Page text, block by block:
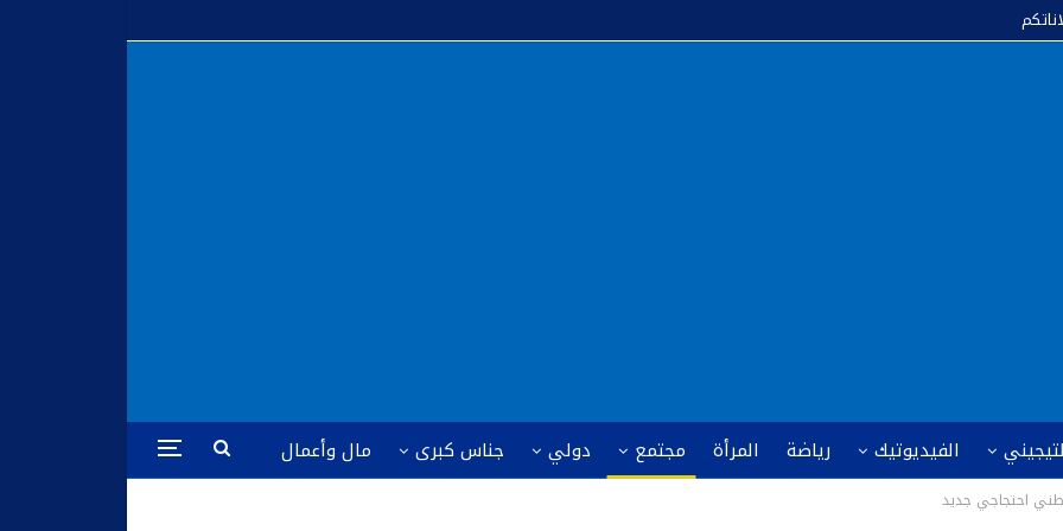
الفيديوتيك رياضة المرأة مجتمع دولي جناس كبرى
مال وأعمال
احتجاجي جديد